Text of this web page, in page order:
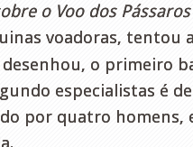
o Voo dos Pássaros
voadoras, tentou
o primeiro
especialistas é
por quatro homens,